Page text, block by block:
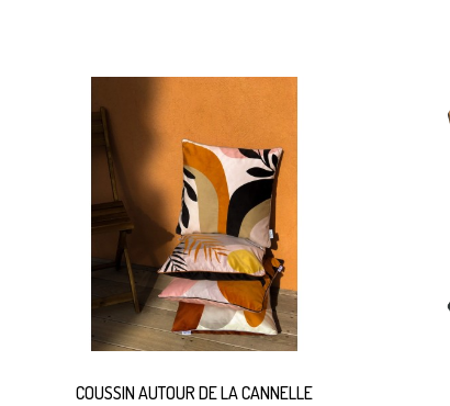
COUSSIN AUTOUR DE LA CANNELLE